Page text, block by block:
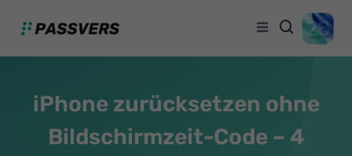
iPhone zurücksetzen ohne
Bildschirmzeit-Code – 4